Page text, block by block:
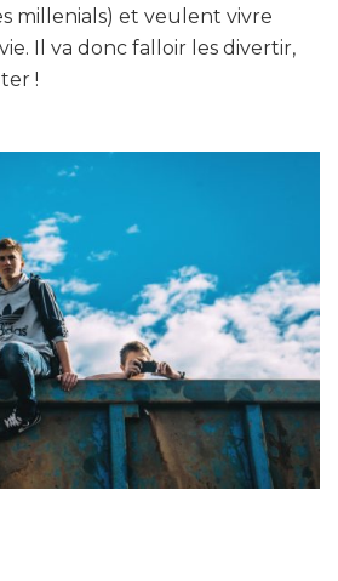
millenials) et veulent vivre
Il va donc falloir les divertir,
!